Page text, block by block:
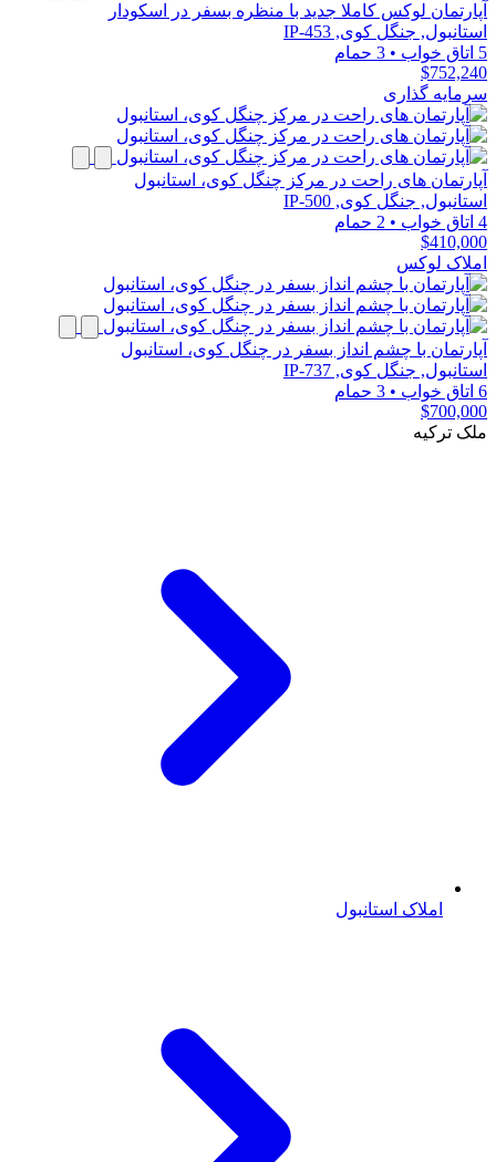
آپارتمان لوکس کاملا جدید با منظره بسفر در اسکودار
استانبول, جنگل کوی, IP-453
5 اتاق خواب
• 3 حمام
$752,240
سرمایه گذاری
آپارتمان های راحت در مرکز چنگل کوی، استانبول
استانبول, جنگل کوی, IP-500
4 اتاق خواب
• 2 حمام
$410,000
املاک لوکس
آپارتمان با چشم انداز بسفر در چنگل کوی، استانبول
استانبول, جنگل کوی, IP-737
6 اتاق خواب
• 3 حمام
$700,000
ملک ترکیه
املاک استانبول